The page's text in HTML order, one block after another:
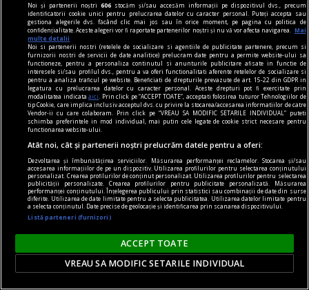
Orașele din România care au cucerit doi turiști
americani. Au ajuns din întâmplare în țara
noastră și au cheltuit 4.000 de dolari în 63 de zile
România este un adevărat cufăr de comori atunci
când vine vorba despre potențialul turistic. Iar
tot mai mulți vizitatori de dincolo de hotare aleg
Noi și partenerii noștri606 stocăm și/sau accesăm informații pe dispozitivul dvs., precum
identificatorii cookie unici pentru prelucrarea datelor cu caracter personal. Puteți accepta sau
gestiona alegerile dvs. făcând clic mai jos sau în orice moment, pe pagina cu politica de
confidențialitate. Aceste alegeri vor fi raportate partenerilor noștri și nu vă vor afecta navigarea.
Mai
multe detalii
Noi si partenerii nostri (retelele de socializare si agentiile de publicitate partenere, precum si
furnizorii nostri de servicii de date analitice) prelucram date pentru a permite website-ului sa
functioneze, pentru a personaliza continutul si anunturile publicitare afisate in functie de
interesele si/sau profilul dvs., pentru a va oferi functionalitati aferente retelelor de socializare si
pentru a analiza traficul pe website. Beneficiati de drepturile prevazute de art. 15-22 din GDPR in
legatura cu prelucrarea datelor cu caracter personal. Aceste drepturi pot fi exercitate prin
modalitatea indicataaici
. Prin click pe “ACCEPT TOATE”, acceptati folosirea tuturor Tehnologiilor de
tip Cookie, care implica inclusiv acceptul dvs. cu privire la stocarea/accesarea informatiilor de catre
Vendor-ii cu care colaboram. Prin click pe “VREAU SA MODIFIC SETARILE INDIVIDUAL” puteti
schimba preferintele in mod individual, mai putin cele legate de cookie strict necesare pentru
functionarea website-ului.
Atât noi, cât și partenerii noștri prelucrăm datele pentru a oferi:
Dezvoltarea și îmbunătățirea serviciilor. Măsurarea performanței reclamelor. Stocarea și/sau
accesarea informațiilor de pe un dispozitiv. Utilizarea profilurilor pentru selectarea conținutului
personalizat. Crearea profilurilor de conținut personalizat. Utilizarea profilurilor pentru selectarea
publicității personalizate. Crearea profilurilor pentru publicitate personalizată. Măsurarea
performanței conținutului. Înțelegerea publicului prin statistici sau combinații de date din surse
diferite. Utilizarea de date limitate pentru a selecta publicitatea. Utilizarea datelor limitate pentru
a selecta conținutul. Date precise de geolocație și identificarea prin scanarea dispozitivului.
Listă parteneri (furnizori)
ACCEPT TOATE
VREAU SA MODIFIC SETARILE INDIVIDUAL